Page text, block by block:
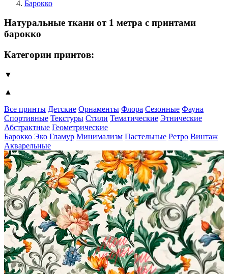
Барокко
Натуральные ткани от 1 метра с принтами
барокко
Категории принтов:
▼
▲
Все принты Детские Орнаменты Флора Сезонные Фауна
Спортивные Текстуры Стили Тематические Этнические
Абстрактные Геометрические
Барокко Эко Гламур Минимализм Пастельные Ретро Винтаж
Акварельные